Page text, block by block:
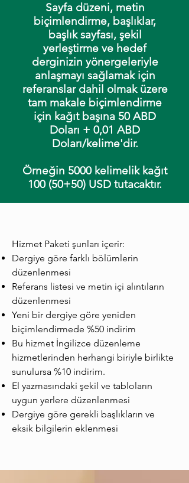
Sayfa düzeni, metin
biçimlendirme, başlıklar,
başlık sayfası, şekil
yerleştirme ve hedef
derginizin yönergeleriyle
anlaşmayı sağlamak için
referanslar dahil olmak üzere
tam makale biçimlendirme
için kağıt başına 50 ABD
Doları + 0,01 ABD
Doları/kelime'dir.
Örneğin 5000 kelimelik kağıt
100 (50+50) USD tutacaktır.
Hizmet Paketi şunları içerir:
Dergiye göre farklı bölümlerin
düzenlenmesi
Referans listesi ve metin içi alıntıların
düzenlenmesi
Yeni bir dergiye göre yeniden
biçimlendirmede %50 indirim
Bu hizmet İngilizce düzenleme
hizmetlerinden herhangi biriyle birlikte
sunulursa %10 indirim.
El yazmasındaki şekil ve tabloların
uygun yerlere düzenlenmesi
Dergiye göre gerekli başlıkların ve
eksik bilgilerin eklenmesi